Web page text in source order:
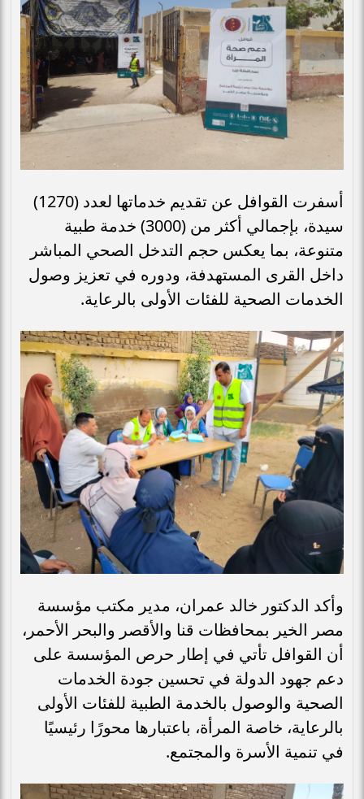
أسفرت القوافل عن تقديم خدماتها لعدد (1270)
سيدة، بإجمالي أكثر من (3000) خدمة طبية
متنوعة، بما يعكس حجم التدخل الصحي المباشر
داخل القرى المستهدفة، ودوره في تعزيز وصول
الخدمات الصحية للفئات الأولى بالرعاية.
وأكد الدكتور خالد عمران، مدير مكتب مؤسسة
مصر الخير بمحافظات قنا والأقصر والبحر الأحمر،
أن القوافل تأتي في إطار حرص المؤسسة على
دعم جهود الدولة في تحسين جودة الخدمات
الصحية والوصول بالخدمة الطبية للفئات الأولى
بالرعاية، خاصة المرأة، باعتبارها محورًا رئيسيًا
في تنمية الأسرة والمجتمع.